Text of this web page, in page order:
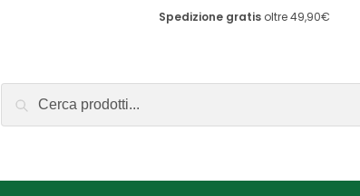
Spedizione gratisoltre 49,90€